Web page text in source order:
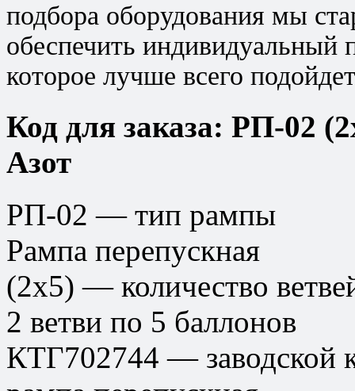
подбора оборудования мы
обеспечить индивидуальный
которое лучше всего
Код для заказа: РП-02
Азот
РП-02 — тип рампы
Рампа перепускная
(2х5) — количество
2 ветви по 5 баллонов
КТГ702744 — заводской